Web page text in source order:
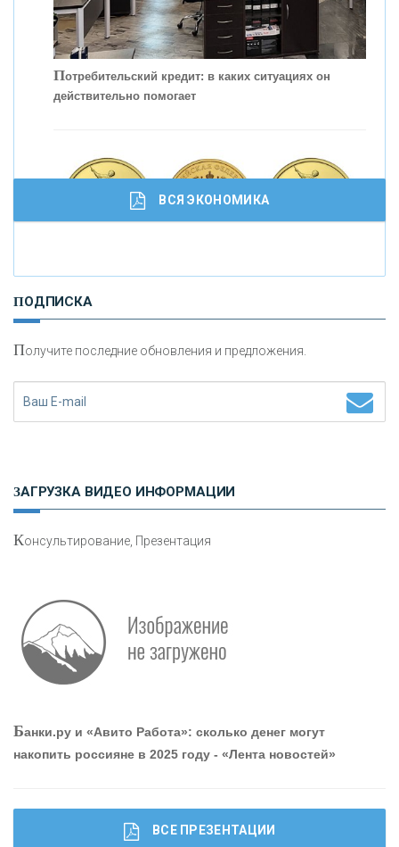
Скорость - один из главных трендов в
кредитовании бизнеса - «Интервью»
Работа мечты. Что банки делают для того, чтобы
привлечь и удержать персонал - «Интервью»
Потребительский кредит: в каких ситуациях он
действительно помогает
И
сохранения и увеличения капитала
ВСЯ ЭКОНОМИКА
ПОДПИСКА
Получите последние обновления и предложения.
ЗАГРУЗКА ВИДЕО ИНФОРМАЦИИ
Консультирование, Презентация
Банки.ру и «Авито Работа»: сколько денег могут
накопить россияне в 2025 году - «Лента новостей»
ВСЕ ПРЕЗЕНТАЦИИ